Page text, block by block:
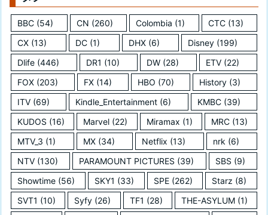
BBC (54) CN (260) Colombia (1) CTC(13)
CX (13) DC(1) DHX(6) Disney (199)
Dlife (446) DR1 (10) DW (28) ETV (22)
FOX (203) FX(14) HBO (70) History (3)
ITV (69) Kindle_Entertainment (6) KMBC(39)
KUDOS (16) Marvel (22) Miramax (1) MRC(13)
MTV_3 (1) MX(34) Netflix (13) nrk (6)
NTV (130) PARAMOUNT PICTURES (39) SBS (9)
Showtime (56) SKY1 (33) SPE(262) Starz (8)
SVT1 (10) Syfy (26) TF1 (28) THE-ASYLUM(1)